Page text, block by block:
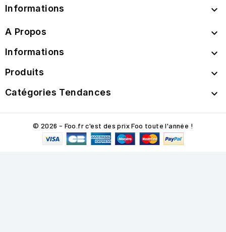
Informations 
A Propos 
Informations 
Produits 
Catégories Tendances 
© 2026 - Foo.fr c'est des prix Foo toute l'année !